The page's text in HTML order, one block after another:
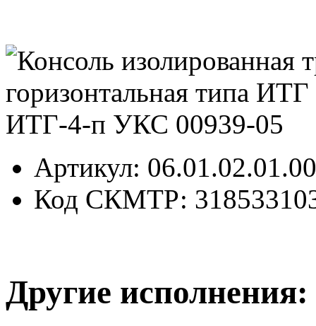
Артикул:
Код СКМТР:
Другие исполнения: